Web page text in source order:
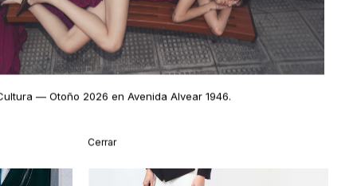
— Otoño 2026 en Avenida Alvear 1946.
Cerrar